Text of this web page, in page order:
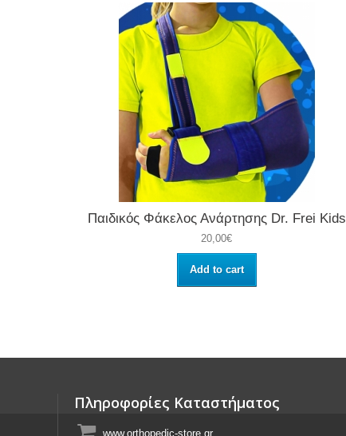
Παιδικός Φάκελος Ανάρτησης Dr. Frei Kids
20,00€
Add to cart
Πληροφορίες Καταστήματος
www.orthopedic-store.gr